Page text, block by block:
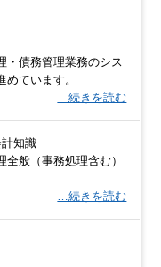
・債務管理業務のシス
めています。
…続きを読む
計知識
全般（事務処理含む）
…続きを読む